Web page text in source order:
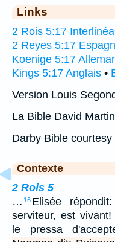
Links
2 Rois 5:17
2 Reyes 5:17
Koenige 5:17
Kings 5:17 Anglais •
Version Louis
La Bible David
Darby Bible courtesy
Contexte
2 Rois 5
… 16 Elisée
serviteur, est
le pressa